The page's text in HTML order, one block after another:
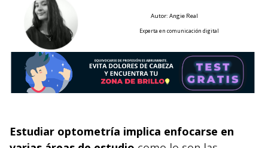
Autor: Angie Real
Experta en comunicación digital
Estudiar optometría implica enfocarse en